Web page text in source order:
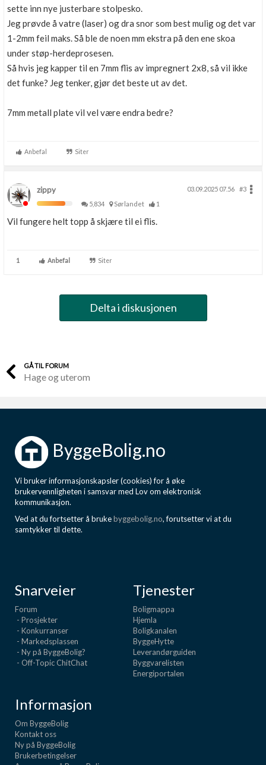
sette inn nye justerbare stolpesko.
Jeg prøvde å vatre (laser) og dra snor som best mulig og det var
1-2mm feil maks. Så ble de noen mm ekstra på den ene skoa
under støp-herdeprosesen.
Så hvis jeg kapper til en 7mm flis av impregnert 2x8, så vil ikke
det funke? Jeg tenker, gjør det beste ut av det.
7mm metall plate vil vel være endra bedre?
Anbefal Siter
zippy 03.09.2025 07.56
#3
5,834
Sørlandet 1
Vil fungere helt topp å skjære til ei flis.
1 Anbefal Siter
Delta i diskusjonen
GÅ TIL FORUM
Hage og uterom
ByggeBolig.no
Vi bruker informasjonskapsler (cookies) for å øke
brukervennligheten i samsvar med Lov om elektronisk
kommunikasjon.
Ved at du fortsetter å brukebyggebolig.no, forutsetter vi at du
samtykker til dette.
Snarveier
Forum
- Prosjekter
- Konkurranser
- Markedsplassen
- Ny på ByggeBolig?
- Off-Topic ChitChat
Tjenester
Boligmappa
Hjemla
Boligkanalen
ByggeHytte
Leverandørguiden
Byggvarelisten
Energiportalen
Informasjon
Om ByggeBolig
Kontakt oss
Ny på ByggeBolig
Brukerbetingelser